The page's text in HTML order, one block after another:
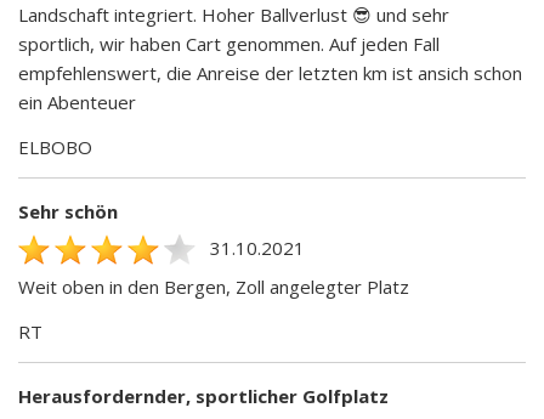
Landschaft integriert. Hoher Ballverlust 😎 und sehr
sportlich, wir haben Cart genommen. Auf jeden Fall
empfehlenswert, die Anreise der letzten km ist ansich schon
ein Abenteuer
ELBOBO
Sehr schön
31.10.2021
Weit oben in den Bergen, Zoll angelegter Platz
RT
Herausfordernder, sportlicher Golfplatz